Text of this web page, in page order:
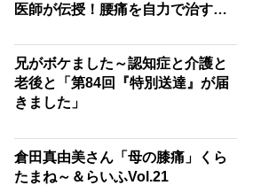
医師が伝授！腰痛を自力で治す運
兄がボケました～認知症と介護と
老後と「第84回『特別送達』が届
きました」
倉田真由美さん「母の膝痛」くら
たまね～＆らいふVol.21